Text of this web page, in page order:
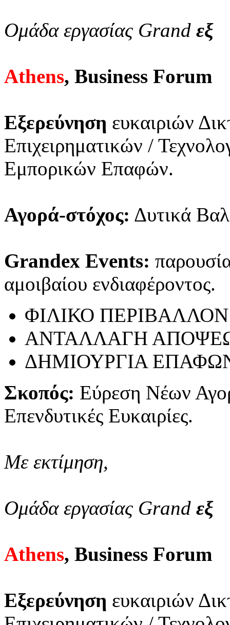
Ομάδα εργασίας Grand εξ
Athens, Business Forum
Εξερεύνηση ευκαιριών
Επιχειρηματικών /
Εμπορικών Επαφών.
Αγορά-στόχος: Δυτικά
Grandex Events:
αμοιβαίου ενδιαφέροντος.
ΦΙΛΙΚΟ ΠΕΡΙΒΑΛΛΟΝ
ΑΝΤΑΛΛΑΓΗ
ΔΗΜΙΟΥΡΓΙΑ
Σκοπός: Εύρεση Νέων
Επενδυτικές Ευκαιρίες.
Με εκτίμηση,
Ομάδα εργασίας Grand εξ
Athens, Business Forum
Εξερεύνηση ευκαιριών